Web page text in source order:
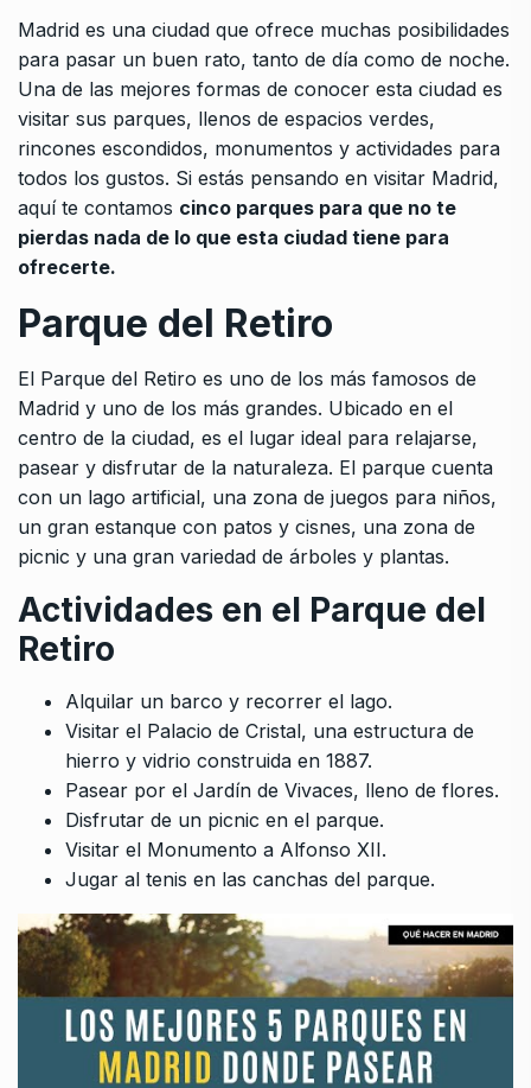
Madrid es una ciudad que ofrece muchas posibilidades
para pasar un buen rato, tanto de día como de noche.
Una de las mejores formas de conocer esta ciudad es
visitar sus parques, llenos de espacios verdes,
rincones escondidos, monumentos y actividades para
todos los gustos. Si estás pensando en visitar Madrid,
aquí te contamos cinco parques para que no te
pierdas nada de lo que esta ciudad tiene para
ofrecerte.
Parque del Retiro
El Parque del Retiro es uno de los más famosos de
Madrid y uno de los más grandes. Ubicado en el
centro de la ciudad, es el lugar ideal para relajarse,
pasear y disfrutar de la naturaleza. El parque cuenta
con un lago artificial, una zona de juegos para niños,
un gran estanque con patos y cisnes, una zona de
picnic y una gran variedad de árboles y plantas.
Actividades en el Parque del
Retiro
Alquilar un barco y recorrer el lago.
Visitar el Palacio de Cristal, una estructura de
hierro y vidrio construida en 1887.
Pasear por el Jardín de Vivaces, lleno de flores.
Disfrutar de un picnic en el parque.
Visitar el Monumento a Alfonso XII.
Jugar al tenis en las canchas del parque.